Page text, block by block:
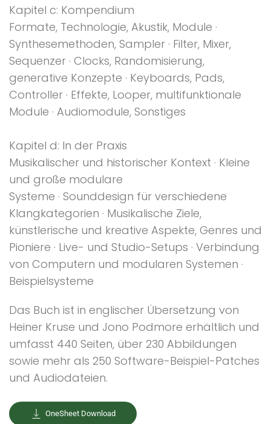
Kapitel c: Kompendium
Formate, Technologie, Akustik, Module ·
Synthesemethoden, Sampler · Filter, Mixer,
Sequenzer · Clocks, Randomisierung,
generative Konzepte · Keyboards, Pads,
Controller · Effekte, Looper, multifunktionale
Module · Audiomodule, Sonstiges
Kapitel d: In der Praxis
Musikalischer und historischer Kontext · Kleine
und große modulare
Systeme · Sounddesign für verschiedene
Klangkategorien · Musikalische Ziele,
künstlerische und kreative Aspekte, Genres und
Pioniere · Live- und Studio-Setups · Verbindung
von Computern und modularen Systemen ·
Beispielsysteme
Das Buch ist in englischer Übersetzung von
Heiner Kruse und Jono Podmore erhältlich und
umfasst 440 Seiten, über 230 Abbildungen
sowie mehr als 250 Software-Beispiel-Patches
und Audiodateien.
OneSheet Download